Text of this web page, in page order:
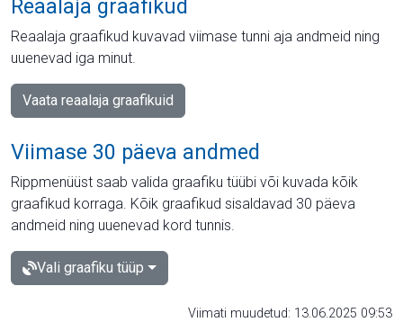
Reaalaja graafikud
Reaalaja graafikud kuvavad viimase tunni aja andmeid ning
uuenevad iga minut.
Vaata reaalaja graafikuid
Viimase 30 päeva andmed
Rippmenüüst saab valida graafiku tüübi või kuvada kõik
graafikud korraga. Kõik graafikud sisaldavad 30 päeva
andmeid ning uuenevad kord tunnis.
Vali graafiku tüüp
Viimati muudetud: 13.06.2025 09:53